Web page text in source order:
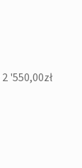
2 '550,00zł